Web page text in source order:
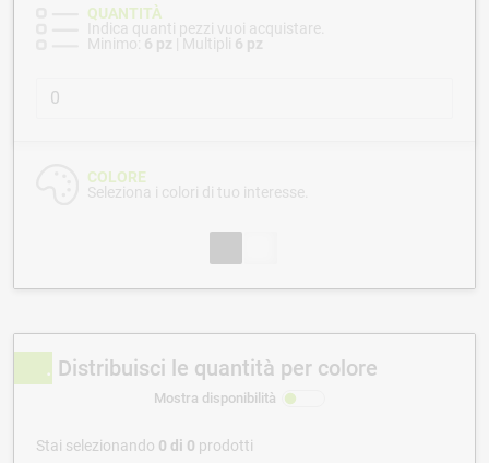
QUANTITÀ
Indica quanti pezzi vuoi acquistare.
Minimo: 6 pz | Multipli 6 pz
COLORE
Seleziona i colori di tuo interesse.
Distribuisci le quantità per colore
Mostra disponibilità
Stai selezionando 0 di 0 prodotti